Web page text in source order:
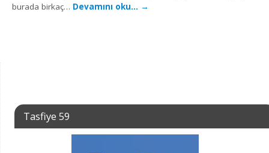
burada birkaç… Devamını oku… →
Tasfiye 59